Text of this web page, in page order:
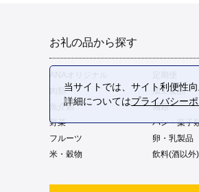
お礼の品から探す
肉類
加工食品
魚介類
麺類
野菜
パン・菓子
フルーツ
卵・乳製品
米・穀物
飲料(酒以外)
当サイトでは、サイト利便性
詳細についてはプライバシー